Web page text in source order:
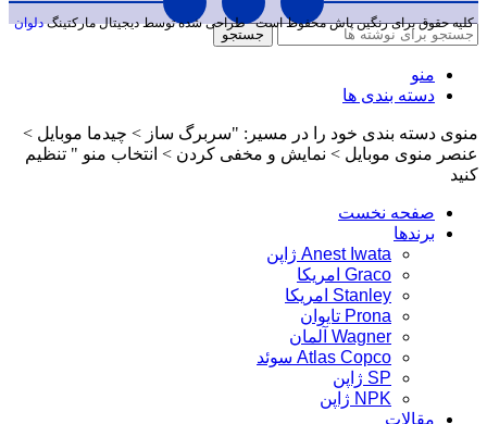
کلیه حقوق برای رنگین پاش محفوظ است طراحی شده توسط دیجیتال مارکتینگدلوان
جستجو
منو
دسته بندی ها
منوی دسته بندی خود را در مسیر: "سربرگ ساز > چیدما موبایل >
عنصر منوی موبایل > نمایش و مخفی کردن > انتخاب منو " تنظیم
کنید
صفحه نخست
برندها
Anest Iwata ژاپن
Graco امریکا
Stanley امریکا
Prona تایوان
Wagner آلمان
Atlas Copco سوئد
SP ژاپن
NPK ژاپن
مقالات